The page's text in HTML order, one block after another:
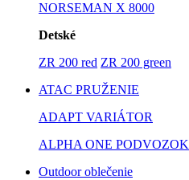
NORSEMAN X 8000
Detské
ZR 200 red ZR 200 green
ATAC PRUŽENIE
ADAPT VARIÁTOR
ALPHA ONE PODVOZOK
Outdoor oblečenie